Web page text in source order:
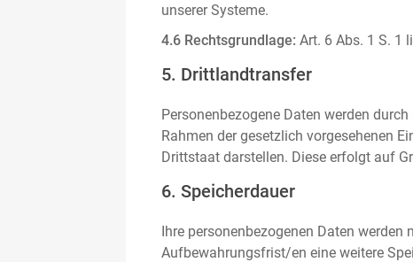
unserer Systeme.
4.6 Rechtsgrundlage: Art. 6 Abs. 1 S. 1
5. Drittlandtransfer
Personenbezogene Daten werden
Rahmen der gesetzlich vorgesehenen
Drittstaat darstellen. Diese erfolgt auf
6. Speicherdauer
Ihre personenbezogenen Daten
Aufbewahrungsfrist/en eine weitere